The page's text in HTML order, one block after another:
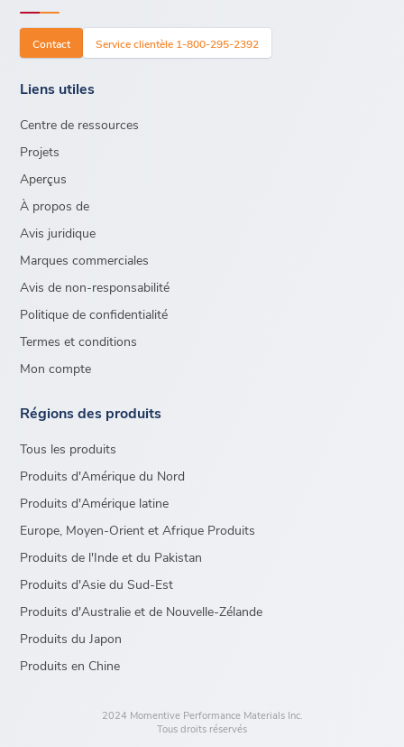
Contact Service clientèle 1-800-295-2392
Liens utiles
Centre de ressources
Projets
Aperçus
À propos de
Avis juridique
Marques commerciales
Avis de non-responsabilité
Politique de confidentialité
Termes et conditions
Mon compte
Régions des produits
Tous les produits
Produits d'Amérique du Nord
Produits d'Amérique latine
Europe, Moyen-Orient et Afrique Produits
Produits de l'Inde et du Pakistan
Produits d'Asie du Sud-Est
Produits d'Australie et de Nouvelle-Zélande
Produits du Japon
Produits en Chine
2024 Momentive Performance Materials Inc.
Tous droits réservés